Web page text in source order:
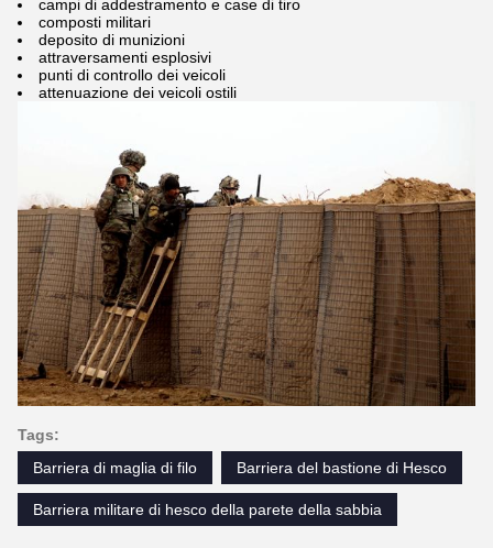
campi di addestramento e case di tiro
composti militari
deposito di munizioni
attraversamenti esplosivi
punti di controllo dei veicoli
attenuazione dei veicoli ostili
Tags:
Barriera di maglia di filo
Barriera del bastione di Hesco
Barriera militare di hesco della parete della sabbia